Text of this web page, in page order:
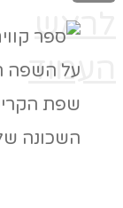
לראש
העמוד